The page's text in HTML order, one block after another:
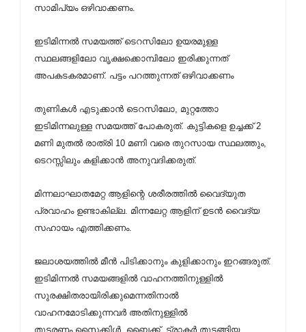
സാമിപ്യം ഒഴിവാക്കണം.
ഇടിമിന്നല്‍ സമയത്ത് ടെറസിലോ ഉയരമുള്ള
സ്ഥലങ്ങളിലോ വൃക്ഷക്കൊമ്പിലോ ഇരിക്കുന്നത്
അപകടകരമാണ്. പട്ടം പറത്തുന്നത് ഒഴിവാക്കണം
തുണികള്‍ എടുക്കാന്‍ ടെറസിലോ, മുറ്റത്തോ
ഇടിമിന്നലുള്ള സമയത്ത് പോകരുത്. കുട്ടികളെ ഉച്ചക്ക് 2
മണി മുതല്‍ രാത്രി 10 മണി വരെ തുറസായ സ്ഥലത്തും,
ടെറസ്സിലും കളിക്കാന്‍ അനുവദിക്കരുത്.
മിന്നലാഘാതമേറ്റ ആളിന്റെ ശരീരത്തില്‍ വൈദ്യുത
പ്രവാഹം ഉണ്ടാകില്ല. മിന്നലേറ്റ ആളിന് ഉടന്‍ വൈദ്യ
സഹായം എത്തിക്കണം.
ജലാശയത്തില്‍ മീന്‍ പിടിക്കാനും കുളിക്കാനും ഇറങ്ങരുത്.
ഇടിമിന്നല്‍ സമയങ്ങളില്‍ വാഹനത്തിനുള്ളില്‍
സുരക്ഷിതരായിരിക്കുമെന്നതിനാല്‍
വാഹനമോടിക്കുന്നവര്‍ അതിനുള്ളില്‍
തുടരണം.സൈക്കിള്‍, ബൈക്ക്, ട്രാക്ടര്‍ തുടങ്ങിയ